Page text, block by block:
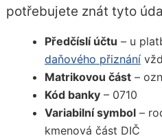
potřebujete znát tyto
Předčíslí účtu – u
daňového přiznání
Matrikovou část–
Kód banky– 0710
Variabilní symbol–
kmenová část DIČ